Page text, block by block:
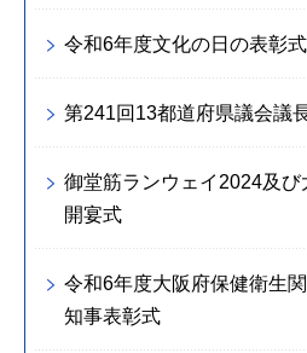
令和6年度文化の日の表彰式
第241回13都道府県議会議
御堂筋ランウェイ2024及
開宴式
令和6年度大阪府保健衛生
知事表彰式